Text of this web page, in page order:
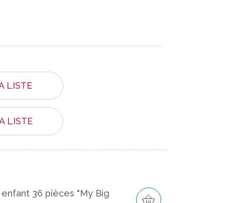
LISTE
LISTE
36 pièces "My Big